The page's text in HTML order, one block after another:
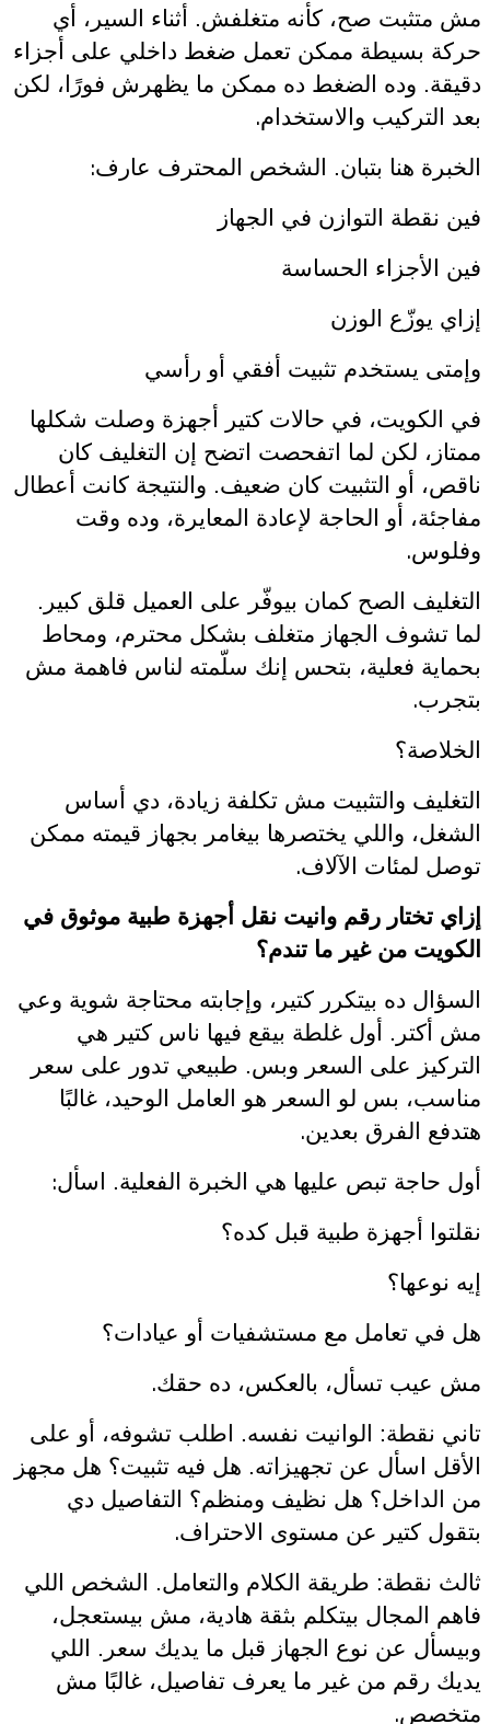
مش متثبت صح، كأنه متغلفش. أثناء السير، أي
حركة بسيطة ممكن تعمل ضغط داخلي على أجزاء
دقيقة. وده الضغط ده ممكن ما يظهرش فورًا، لكن
بعد التركيب والاستخدام.
الخبرة هنا بتبان. الشخص المحترف عارف:
فين نقطة التوازن في الجهاز
فين الأجزاء الحساسة
إزاي يوزّع الوزن
وإمتى يستخدم تثبيت أفقي أو رأسي
في الكويت، في حالات كتير أجهزة وصلت شكلها
ممتاز، لكن لما اتفحصت اتضح إن التغليف كان
ناقص، أو التثبيت كان ضعيف. والنتيجة كانت أعطال
مفاجئة، أو الحاجة لإعادة المعايرة، وده وقت
وفلوس.
التغليف الصح كمان بيوفّر على العميل قلق كبير.
لما تشوف الجهاز متغلف بشكل محترم، ومحاط
بحماية فعلية، بتحس إنك سلّمته لناس فاهمة مش
بتجرب.
الخلاصة؟
التغليف والتثبيت مش تكلفة زيادة، دي أساس
الشغل، واللي يختصرها بيغامر بجهاز قيمته ممكن
توصل لمئات الآلاف.
إزاي تختار رقم وانيت نقل أجهزة طبية موثوق في
الكويت من غير ما تندم؟
السؤال ده بيتكرر كتير، وإجابته محتاجة شوية وعي
مش أكتر. أول غلطة بيقع فيها ناس كتير هي
التركيز على السعر وبس. طبيعي تدور على سعر
مناسب، بس لو السعر هو العامل الوحيد، غالبًا
هتدفع الفرق بعدين.
أول حاجة تبص عليها هي الخبرة الفعلية. اسأل:
نقلتوا أجهزة طبية قبل كده؟
إيه نوعها؟
هل في تعامل مع مستشفيات أو عيادات؟
مش عيب تسأل، بالعكس، ده حقك.
تاني نقطة: الوانيت نفسه. اطلب تشوفه، أو على
الأقل اسأل عن تجهيزاته. هل فيه تثبيت؟ هل مجهز
من الداخل؟ هل نظيف ومنظم؟ التفاصيل دي
بتقول كتير عن مستوى الاحتراف.
ثالث نقطة: طريقة الكلام والتعامل. الشخص اللي
فاهم المجال بيتكلم بثقة هادية، مش بيستعجل،
وبيسأل عن نوع الجهاز قبل ما يديك سعر. اللي
يديك رقم من غير ما يعرف تفاصيل، غالبًا مش
متخصص.